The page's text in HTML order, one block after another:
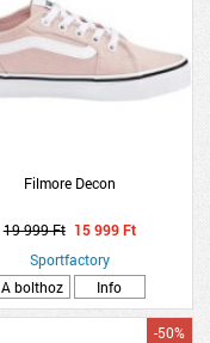
Filmore Decon
19 999 Ft 15 999 Ft
Sportfactory
A bolthoz
Info
-50%